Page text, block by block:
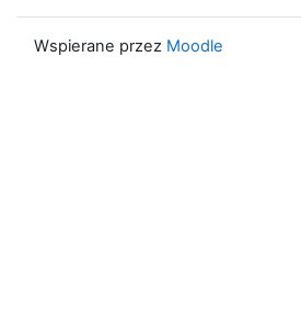
Wspierane przez Moodle